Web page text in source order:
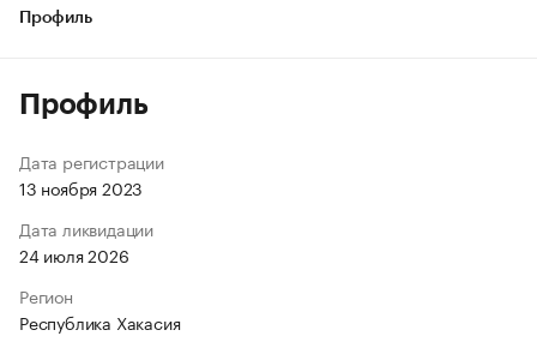
Профиль
Профиль
Дата регистрации
13 ноября 2023
Дата ликвидации
24 июля 2026
Регион
Республика Хакасия